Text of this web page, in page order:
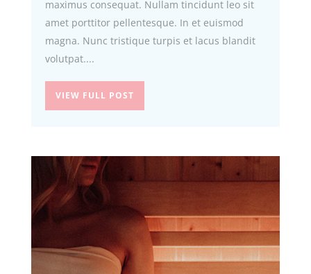
maximus consequat. Nullam tincidunt leo sit
amet porttitor pellentesque. In et euismod
magna. Nunc tristique turpis et lacus blandit
volutpat....
VIEW FULL POST